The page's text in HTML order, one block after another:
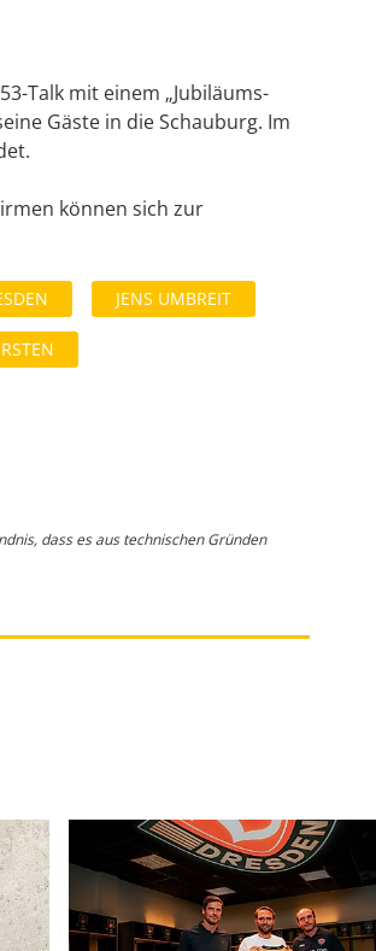
Talk mit einem „Jubiläums-
Gäste in die Schauburg. Im
können sich zur
JENS UMBREIT
dass es aus technischen Gründen